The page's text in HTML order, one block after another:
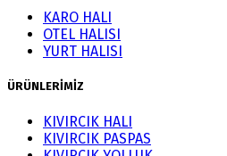
KARO HALI
OTEL HALISI
YURT HALISI
ÜRÜNLERİMİZ
KIVIRCIK HALI
KIVIRCIK PASPAS